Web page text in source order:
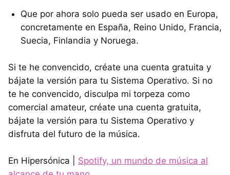
Que por ahora solo pueda ser usado en Europa,
concretamente en España, Reino Unido, Francia,
Suecia, Finlandia y Noruega.
Si te he convencido, créate una cuenta gratuita y
bájate la versión para tu Sistema Operativo. Si no
te he convencido, disculpa mi torpeza como
comercial amateur, créate una cuenta gratuita,
bájate la versión para tu Sistema Operativo y
disfruta del futuro de la música.
En Hipersónica | Spotify, un mundo de música al